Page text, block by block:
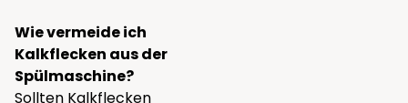
Wie vermeide ich
Kalkflecken aus der
Spülmaschine?
Sollten Kalkflecken